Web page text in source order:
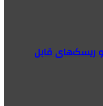
و ریسک‌های قابل